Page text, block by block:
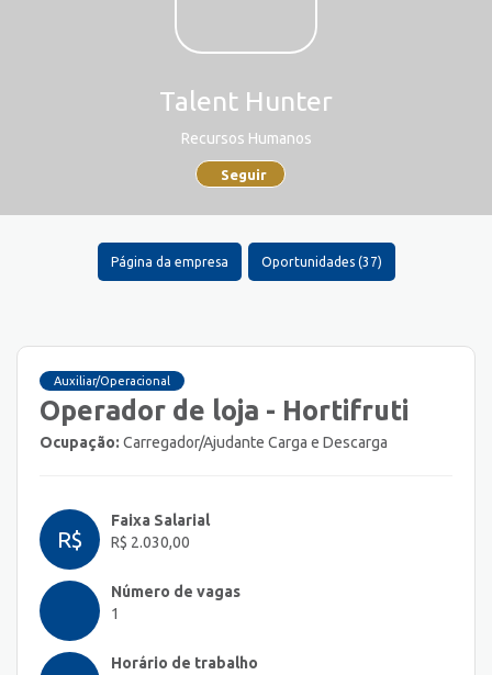
Talent Hunter
Recursos Humanos
Seguir
Página da empresa Oportunidades (37)
Auxiliar/Operacional
Operador de loja - Hortifruti
Ocupação: Carregador/Ajudante Carga e Descarga
R$
Faixa Salarial
R$ 2.030,00
Número de vagas
1
Horário de trabalho